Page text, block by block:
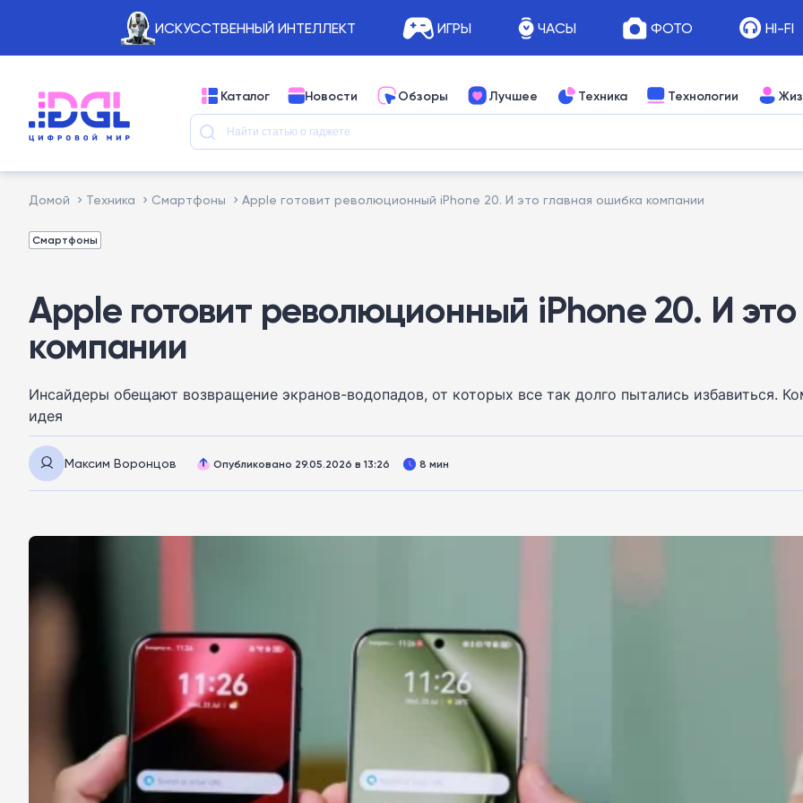
ИСКУССТВЕННЫЙ ИНТЕЛЛЕКТ ИГРЫ ЧАСЫ ФОТО HI-FI
Каталог Новости Обзоры Лучшее Техника Технологии
Домой Техника Смартфоны Apple готовит революционный iPhone 20. И это главная ошибка компании
Смартфоны
Apple готовит революционный iPhone 20. И
компании
Инсайдеры обещают возвращение экранов-водопадов, от которых все так долго пытались избавиться.
идея
Максим Воронцов Опубликовано 29.05.2026 в 13:26 8 мин